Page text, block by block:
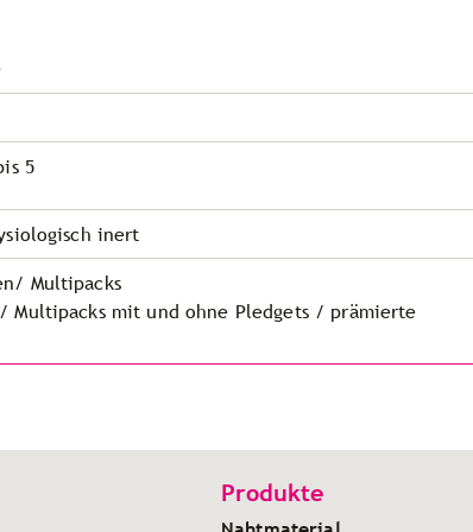
5
inert
Multipacks
Multipacks mit und ohne Pledgets / prämierte
Produkte